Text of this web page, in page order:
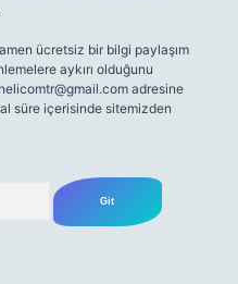
ücretsiz bir bilgi paylaşım
aykırı olduğunu
adresine
süre içerisinde sitemizden